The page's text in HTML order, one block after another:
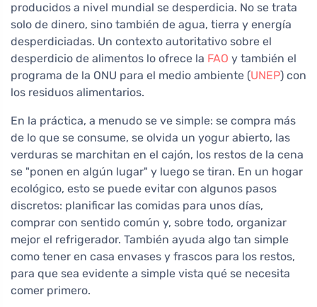
producidos a nivel mundial se desperdicia. No se trata
solo de dinero, sino también de agua, tierra y energía
desperdiciadas. Un contexto autoritativo sobre el
desperdicio de alimentos lo ofrece la FAO y también el
programa de la ONU para el medio ambiente (UNEP) con
los residuos alimentarios.
En la práctica, a menudo se ve simple: se compra más
de lo que se consume, se olvida un yogur abierto, las
verduras se marchitan en el cajón, los restos de la cena
se "ponen en algún lugar" y luego se tiran. En un hogar
ecológico, esto se puede evitar con algunos pasos
discretos: planificar las comidas para unos días,
comprar con sentido común y, sobre todo, organizar
mejor el refrigerador. También ayuda algo tan simple
como tener en casa envases y frascos para los restos,
para que sea evidente a simple vista qué se necesita
comer primero.